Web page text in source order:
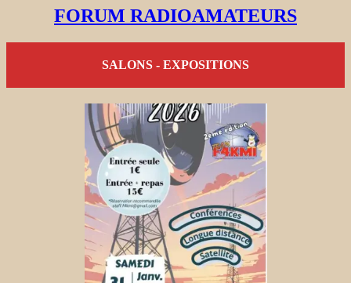
FORUM RADIOAMATEURS
SALONS - EXPOSITIONS